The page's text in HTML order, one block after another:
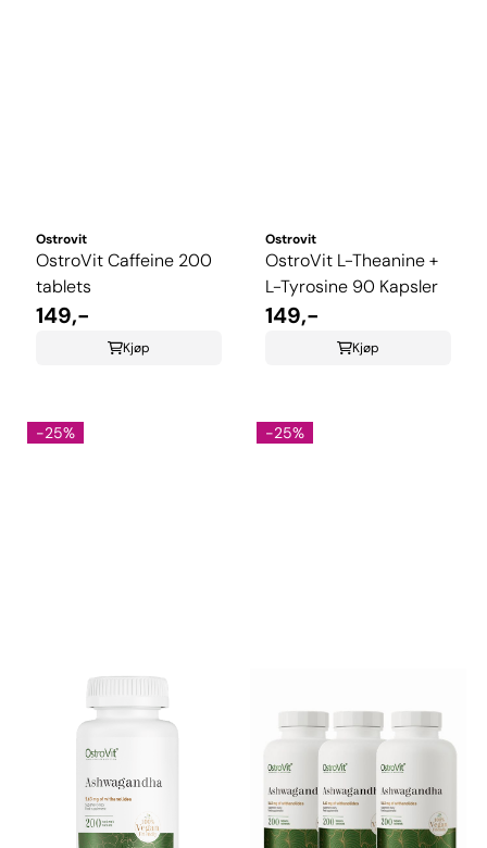
Ostrovit
OstroVit Caffeine 200
tablets
149,-
Kjøp
Ostrovit
OstroVit L-Theanine +
L-Tyrosine 90 Kapsler
149,-
Kjøp
-25% -25%